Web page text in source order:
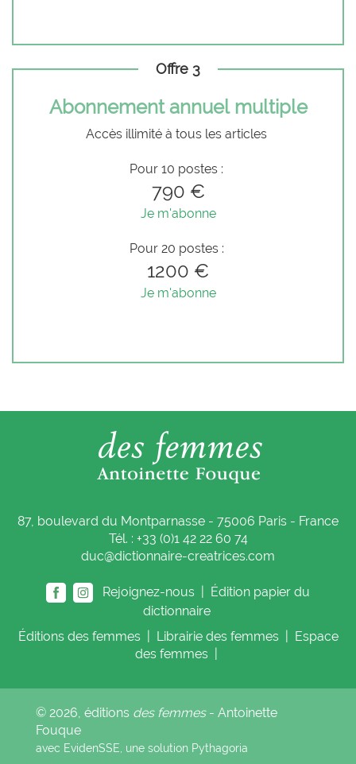
Offre 3
Abonnement annuel multiple
Accès illimité à tous les articles
Pour 10 postes :
790 €
Je m'abonne
Pour 20 postes :
1200 €
Je m'abonne
87, boulevard du Montparnasse - 75006 Paris - France
Tél. : +33 (0)1 42 22 60 74
duc@dictionnaire-creatrices.com
Rejoignez-nous |
Édition papier du
dictionnaire
Éditions des femmes Librairie des femmes
Espace
des femmes
© 2026, éditions des femmes- Antoinette
Fouque
avec EvidenSSE, une solution Pythagoria